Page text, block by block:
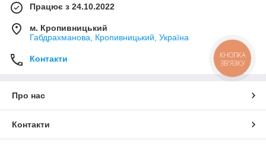
Працює з 24.10.2022
м. Кропивницький
Габдрахманова, Кропивницький, Україна
Контакти
Про нас
Контакти
КНОПКА
ЗВ'ЯЗКУ